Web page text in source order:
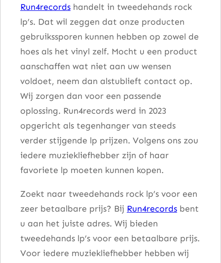
Run4records handelt in tweedehands rock
lp’s. Dat wil zeggen dat onze producten
gebruikssporen kunnen hebben op zowel de
hoes als het vinyl zelf. Mocht u een product
aanschaffen wat niet aan uw wensen
voldoet, neem dan alstublieft contact op.
Wij zorgen dan voor een passende
oplossing. Run4records werd in 2023
opgericht als tegenhanger van steeds
verder stijgende lp prijzen. Volgens ons zou
iedere muziekliefhebber zijn of haar
favoriete lp moeten kunnen kopen.
Zoekt naar tweedehands rock lp’s voor een
zeer betaalbare prijs? Bij Run4records bent
u aan het juiste adres. Wij bieden
tweedehands lp’s voor een betaalbare prijs.
Voor iedere muziekliefhebber hebben wij